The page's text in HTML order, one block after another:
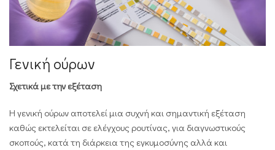
Γενική ούρων
Σχετικά με την εξέταση
Η γενική ούρων αποτελεί μια συχνή και σημαντική εξέταση
καθώς εκτελείται σε ελέγχους ρουτίνας, για διαγνωστικούς
σκοπούς, κατά τη διάρκεια της εγκυμοσύνης αλλά και